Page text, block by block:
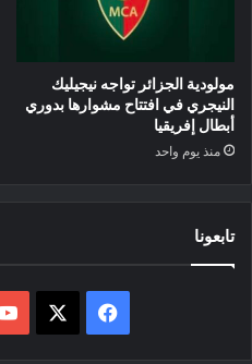
مولودية الجزائر تواجه نيجيليك
النيجري في افتتاح مشوارها بدوري
أبطال إفريقيا
منذ يوم واحد
تابعونا
فيسبوك